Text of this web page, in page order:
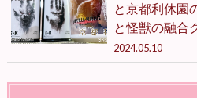
と京都利休園
と怪獣の融合
2024.05.10